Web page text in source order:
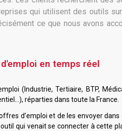
qui utilisent des outils
ce que nous avons
en temps réel
( Industrie, Tertiaire, BTP,
…), réparties dans toute la France.
d’emploi et de les envoyer dans
qui venait se connecter à cette